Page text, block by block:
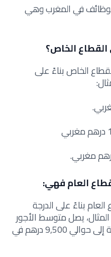
في المغرب وهي
الخاص؟
الخاص بناءً على
العام فهي:
بناءً على الدرجة
يصل متوسط الأجور
الشهرية في الوظيفة العمومية إلى حوالي 9,500 درهم في